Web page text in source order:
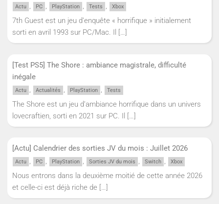
Actu , PC , PlayStation , Tests , Xbox
7th Guest est un jeu d’enquête « horrifique » initialement
sorti en avril 1993 sur PC/Mac. Il […]
[Test PS5] The Shore : ambiance magistrale, difficulté
inégale
Actu , Actualités , PlayStation , Tests
The Shore est un jeu d’ambiance horrifique dans un univers
lovecraftien, sorti en 2021 sur PC. Il […]
[Actu] Calendrier des sorties JV du mois : Juillet 2026
Actu , PC , PlayStation , Sorties JV du mois , Switch , Xbox
Nous entrons dans la deuxième moitié de cette année 2026
et celle-ci est déjà riche de […]